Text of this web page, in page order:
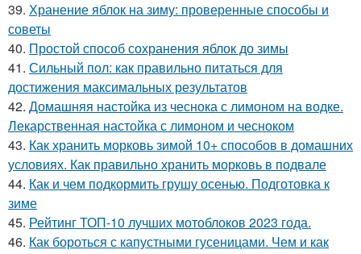
39. Хранение яблок на зиму: проверенные способы и
советы
40. Простой способ сохранения яблок до зимы
41. Сильный пол: как правильно питаться для
достижения максимальных результатов
42. Домашняя настойка из чеснока с лимоном на водке.
Лекарственная настойка с лимоном и чесноком
43. Как хранить морковь зимой 10+ способов в домашних
условиях. Как правильно хранить морковь в подвале
44. Как и чем подкормить грушу осенью. Подготовка к
зиме
45. Рейтинг ТОП-10 лучших мотоблоков 2023 года.
46. Как бороться с капустными гусеницами. Чем и как